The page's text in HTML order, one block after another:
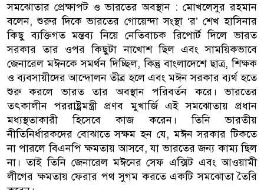
সমঝোতার প্রেক্ষাপট ও ভারতের অবস্থান : মোখলেসুর রহমান
বলেন, শুরুর দিকে ভারতের গোয়েন্দা সংস্থা ‘র’ শেখ হাসিনার
কিছু ব্যক্তিগত মন্তব্য নিয়ে নেতিবাচক রিপোর্ট দিলে ভারত
সরকার তার ওপর কিছুটা নাখোশ ছিল এবং সাময়িকভাবে
জেনারেল মঈনকে সমর্থন দিচ্ছিল, কিন্তু বাংলাদেশে ছাত্র, শিক্ষক
ও ব্যবসায়ীদের আন্দোলন তীব্র হলে এবং মঈন সরকার ব্যর্থ হতে
শুরু করলে ভারত তার অবস্থান পরিবর্তন করে। ভারতের
তৎকালীন পররাষ্ট্রমন্ত্রী প্রণব মুখার্জি এই সমঝোতায় প্রধান
মধ্যস্থতাকারী হিসেবে কাজ করেন। তিনি ভারতীয়
নীতিনির্ধারকদের বোঝাতে সক্ষম হন যে, মঈন সরকার টিকতে
না পারলে বিএনপি ক্ষমতায় আসবে, যা ভারতের জন্য কাম্য ছিল
না। তাই তিনি জেনারেল মঈনের সেফ এক্সিট এবং আওয়ামী
লীগের ক্ষমতায় ফেরার পথ সুগম করতে একটি সমঝোতা তৈরি